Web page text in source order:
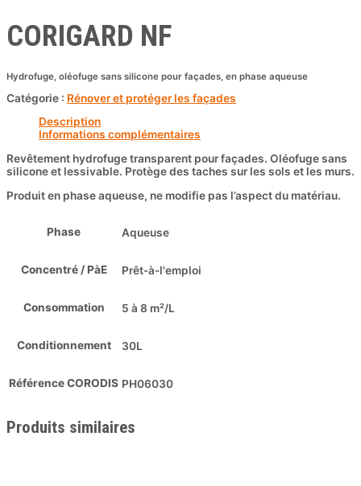
CORIGARD NF
Hydrofuge, oléofuge sans silicone pour façades, en phase aqueuse
Catégorie : Rénover et protéger les façades
Description
Informations complémentaires
Revêtement hydrofuge transparent pour façades. Oléofuge sans
silicone et lessivable. Protège des taches sur les sols et les murs.
Produit en phase aqueuse, ne modifie pas l’aspect du matériau.
Phase Aqueuse
Concentré / PàE Prêt-à-l'emploi
Consommation 5 à 8 m²/L
Conditionnement 30L
Référence CORODIS PH06030
Produits similaires